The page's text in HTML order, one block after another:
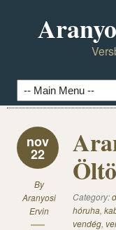
nov
22
By
Aranyosi
Ervin
Category:
hóruha,
vendég,